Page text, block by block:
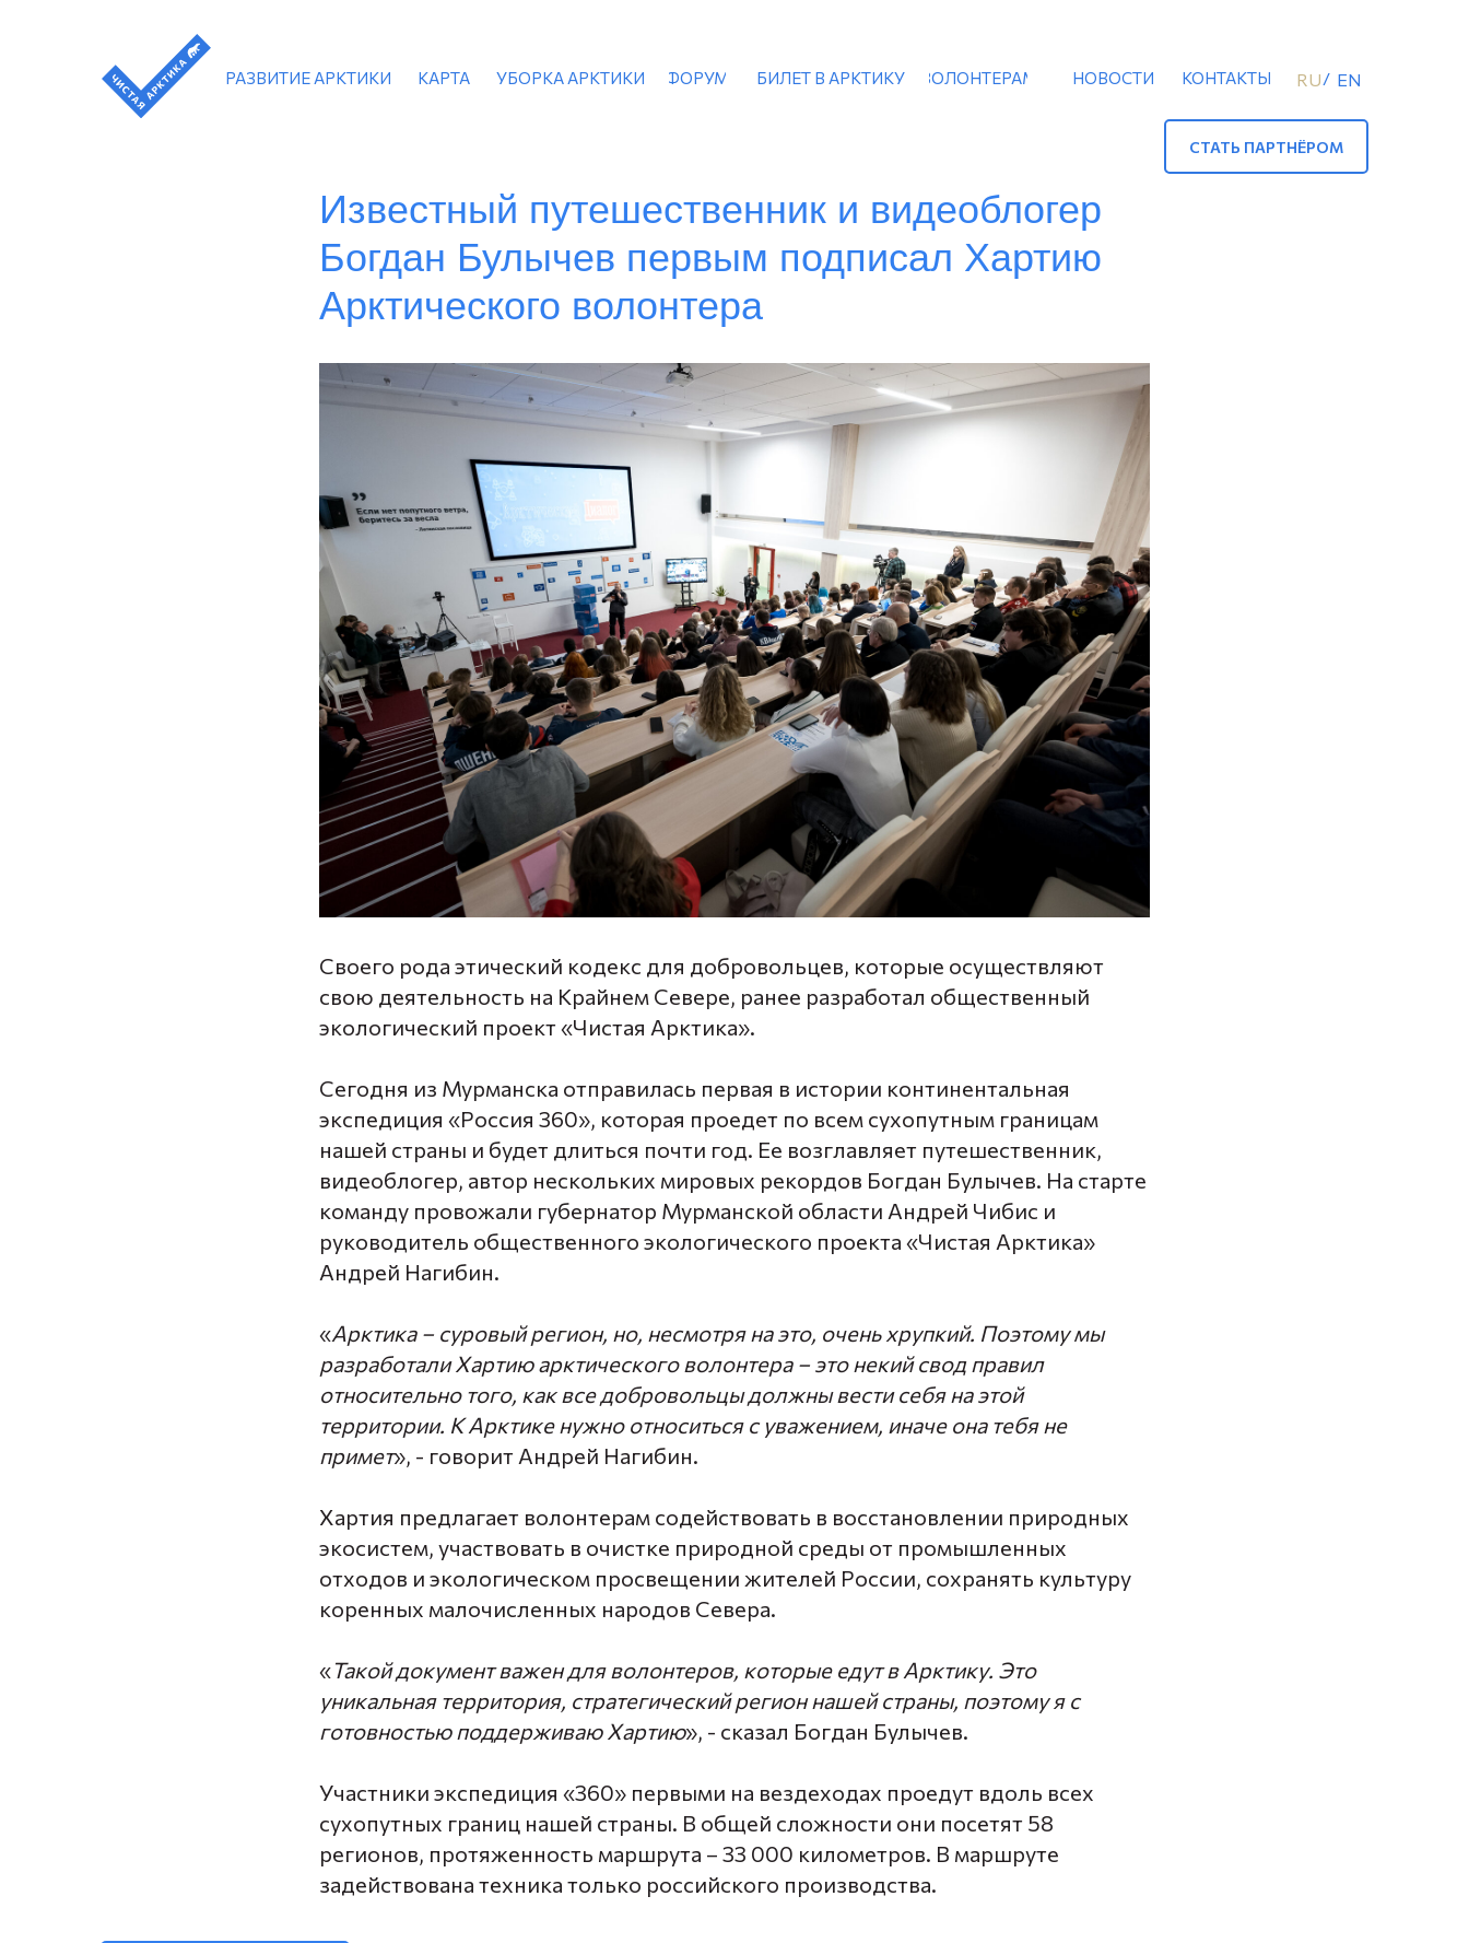
СТАТЬ ПАРТНЁРОМ
УБОРКА АРКТИКИ
РАЗВИТИЕ АРКТИКИ КАРТА ВОЛОНТЕРАМ RU EN
/
НОВОСТИ КОНТАКТЫ
ФОРУМ БИЛЕТ В АРКТИКУ
Известный путешественник и видеоблогер
Богдан Булычев первым подписал Хартию
Арктического волонтера
Своего рода этический кодекс для добровольцев, которые осуществляют
свою деятельность на Крайнем Севере, ранее разработал общественный
экологический проект«Чистая Арктика».
Сегодня из Мурманска отправилась первая в истории континентальная
экспедиция «Россия 360», которая проедет по всем сухопутным границам
нашей страны и будет длиться почти год. Ее возглавляет путешественник,
видеоблогер, автор нескольких мировых рекордов Богдан Булычев. На старте
команду провожали губернатор Мурманской области Андрей Чибис и
руководитель общественного экологического проекта «Чистая Арктика»
Андрей Нагибин.
«Арктика – суровый регион, но, несмотря на это, очень хрупкий. Поэтому мы
разработали Хартию арктического волонтера – это некий свод правил
относительно того, как все добровольцы должны вести себя на этой
территории. К Арктике нужно относиться с уважением, иначе она тебя не
примет», - говорит Андрей Нагибин.
Хартия предлагает волонтерам содействовать в восстановлении природных
экосистем, участвовать в очистке природной среды от промышленных
отходов и экологическом просвещении жителей России, сохранять культуру
коренных малочисленных народов Севера.
«Такой документ важен для волонтеров, которые едут в Арктику. Это
уникальная территория, стратегический регион нашей страны, поэтому я с
готовностью поддерживаю Хартию», - сказал Богдан Булычев.
Участники экспедиция «360» первыми на вездеходах проедут вдоль всех
сухопутных границ нашей страны. В общей сложности они посетят 58
регионов, протяженность маршрута – 33 000 километров. В маршруте
задействована техника только российского производства.